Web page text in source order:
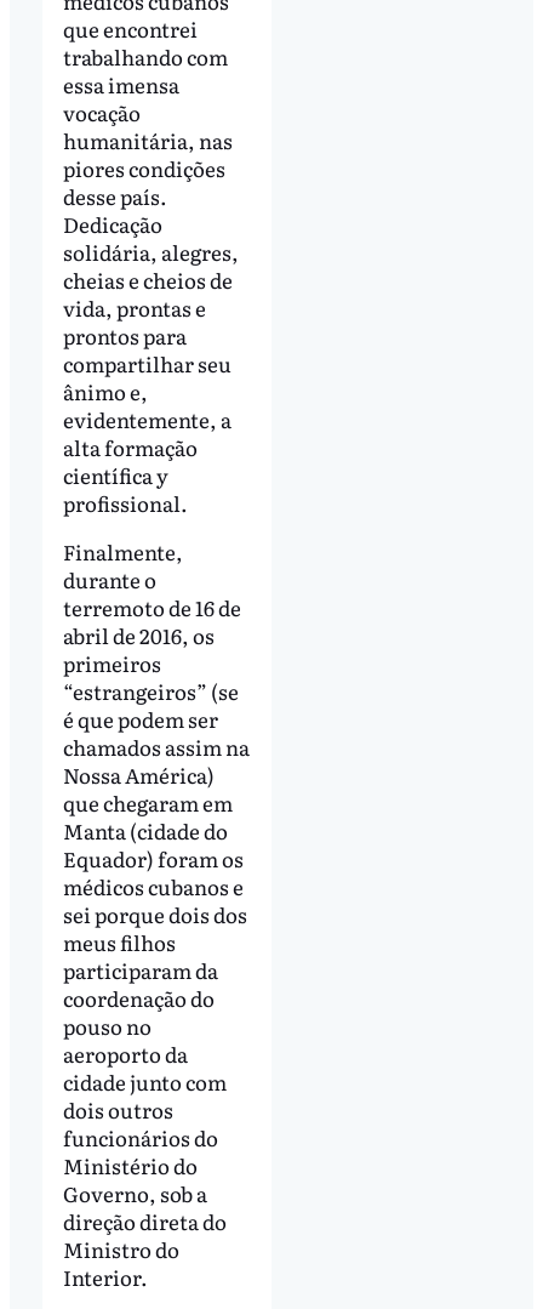
que encontrei
trabalhando com
essa imensa
vocação
humanitária, nas
piores condições
desse país.
Dedicação
solidária, alegres,
cheias e cheios de
vida, prontas e
prontos para
compartilhar seu
ânimo e,
evidentemente, a
alta formação
científica y
profissional.
Finalmente,
durante o
terremoto de 16 de
abril de 2016, os
primeiros
“estrangeiros” (se
é que podem ser
chamados assim na
Nossa América)
que chegaram em
Manta (cidade do
Equador) foram os
médicos cubanos e
sei porque dois dos
meus filhos
participaram da
coordenação do
pouso no
aeroporto da
cidade junto com
dois outros
funcionários do
Ministério do
Governo, sob a
direção direta do
Ministro do
Interior.